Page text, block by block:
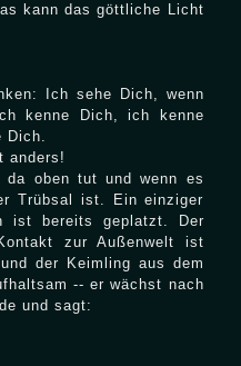
kann das göttliche Licht
Ich sehe Dich, wenn
kenne Dich, ich kenne
Dich.
anders!
da oben tut und wenn es
Trübsal ist. Ein einziger
ist bereits geplatzt. Der
zur Außenwelt ist
der Keimling aus dem
-- er wächst nach
und sagt: